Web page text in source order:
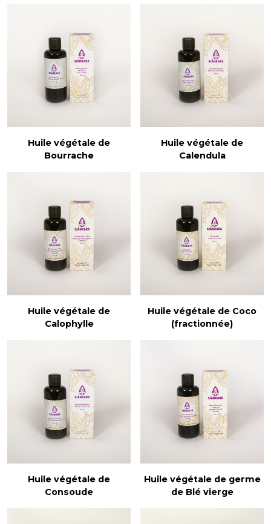
Huile végétale de
Bourrache
Huile végétale de
Calendula
Huile végétale de
Calophylle
Huile végétale de Coco
(fractionnée)
Huile végétale de
Consoude
Huile végétale de germe
de Blé vierge